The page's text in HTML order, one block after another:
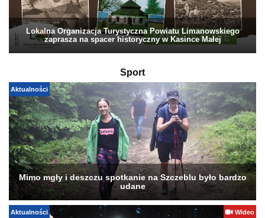
Lokalna Organizacja Turystyczna Powiatu Limanowskiego
zaprasza na spacer historyczny w Kasince Małej
Sport
Aktualności
Mimo mgły i deszczu spotkanie na Szczeblu było bardzo
udane
Aktualności Wideo